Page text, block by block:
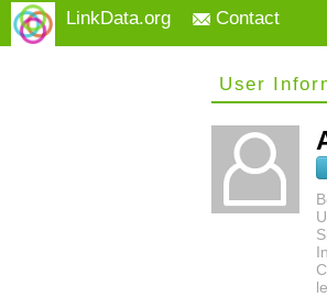
LinkData.org Contact
User